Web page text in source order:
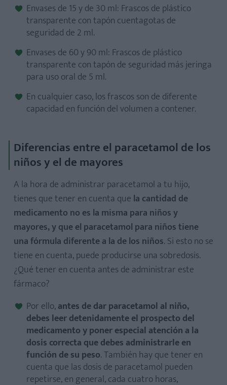
Envases de 15 y de 30 ml: Frascos de plástico
transparente con tapón cuentagotas de
seguridad de 2 ml.
Envases de 60 y 90 ml: Frascos de plástico
transparente con tapón de seguridad más jeringa
para uso oral de 5 ml.
En cualquier caso, los frascos son de diferente
capacidad en función del volumen a contener.
Diferencias entre el paracetamol de los
niños y el de mayores
A la hora de administrar paracetamol a tu hijo,
tienes que tener en cuenta que la cantidad de
medicamento no es la misma para niños y
mayores, y que el paracetamol para niños tiene
una fórmula diferente a la de los niños. Si esto no se
tiene en cuenta, puede producirse una sobredosis.
¿Qué tener en cuenta antes de administrar este
fármaco?
Por ello,antes de dar paracetamol al niño,
debes leer detenidamente el prospecto del
medicamentoy poner especial atención a la
dosis correcta que debes administrarle en
función de su peso. También hay que tener en
cuenta que las dosis de paracetamol pueden
repetirse, en general, cada cuatro horas,